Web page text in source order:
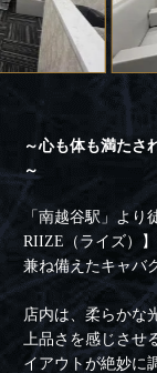
～心も体も満たさ
～
「南越谷駅」よ
RIIZE（ライズ）
兼ね備えたキャバ
店内は、柔らかな
上品さを感じさ
イアウトが絶妙に